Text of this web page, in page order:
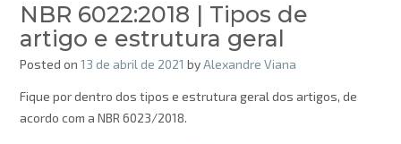
NBR 6022:2018 | Tipos de
artigo e estrutura geral
Posted on 13 de abril de 2021 byAlexandre Viana
Fique por dentro dos tipos e estrutura geral dos artigos, de
acordo com a NBR 6023/2018.